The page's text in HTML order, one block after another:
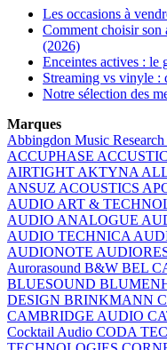
Les occasions à
Comment choisir
(2026)
Enceintes actives : le
Streaming vs vinyle :
Notre sélection des
Marques
Abbingdon Music Research
ACCUPHASE
AIRTIGHT AKTYNA
ANSUZ ACOUSTICS
AUDIO ART &
AUDIO ANALOGUE
AUDIO TECHNICA
AUDIONOTE
Aurorasound B&W BEL
BLUESOUND
DESIGN BRINKMANN
CAMBRIDGE AUDIO
Cocktail Audio CODA